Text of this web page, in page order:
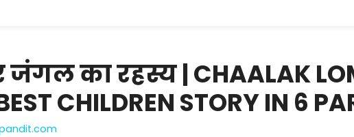
का रहस्य | CHAALAK
CHILDREN STORY IN 6